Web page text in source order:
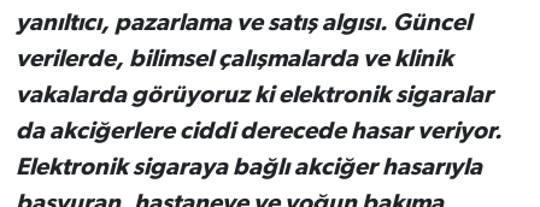
yanıltıcı, pazarlama ve satış algısı. Güncel
verilerde, bilimsel çalışmalarda ve klinik
vakalarda görüyoruz ki elektronik sigaralar
da akciğerlere ciddi derecede hasar veriyor.
Elektronik sigaraya bağlı akciğer hasarıyla